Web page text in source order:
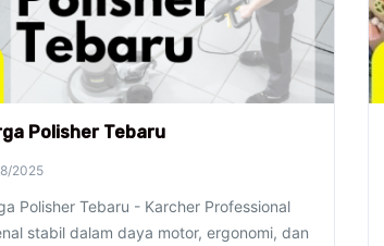
Polisher Tebaru
2025
Polisher Tebaru - Karcher Professional
stabil dalam daya motor, ergonomi, dan